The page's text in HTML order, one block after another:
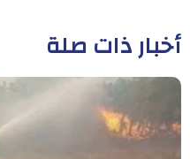
أخبار ذات صلة